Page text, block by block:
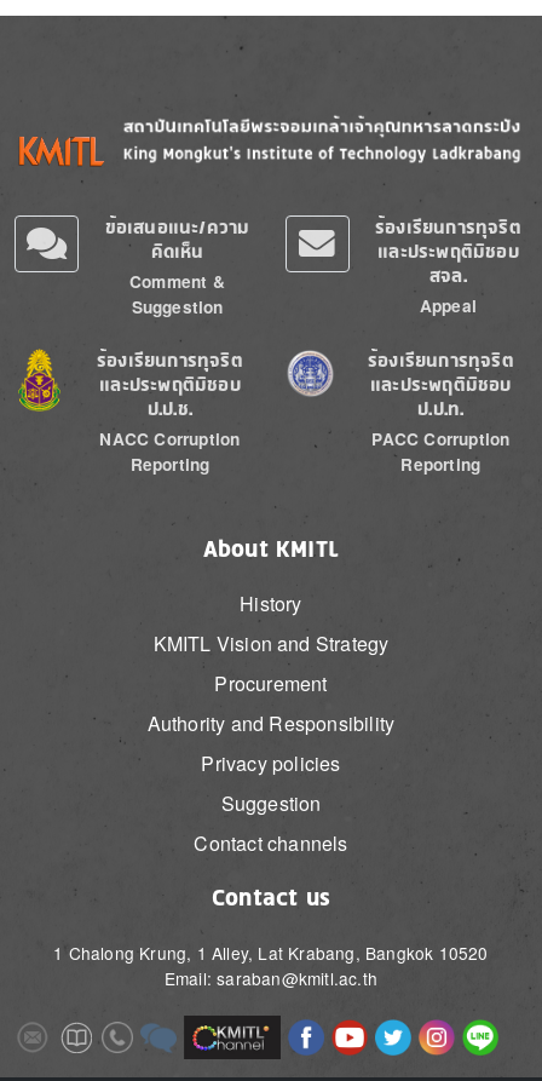
Image
ข้อเสนอแนะ/ความ
คิดเห็น
Comment &
Suggestion
ร้องเรียนการทุจริต
และประพฤติมิชอบ
สจล.
Appeal
Image
ร้องเรียนการทุจริต
และประพฤติมิชอบ
ป.ป.ช.
NACC Corruption
Reporting
Image
ร้องเรียนการทุจริต
และประพฤติมิชอบ
ป.ป.ท.
PACC Corruption
Reporting
About KMITL
History
KMITL Vision and Strategy
Procurement
Authority and Responsibility
Privacy policies
Suggestion
Contact channels
Contact us
1 Chalong Krung, 1 Alley, Lat Krabang, Bangkok 10520
Email: saraban@kmitl.ac.th
ImageImageImageImage Image ImageImageImageImageImage